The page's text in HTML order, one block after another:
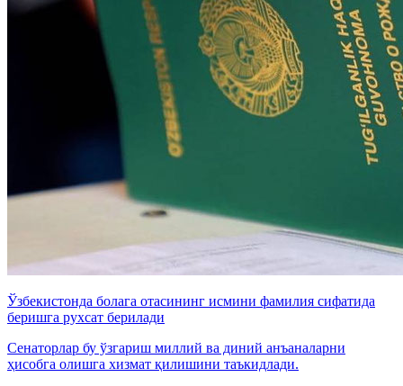
Ўзбекистонда болага отасининг исмини фамилия сифатида
беришга рухсат берилади
Сенаторлар бу ўзгариш миллий ва диний анъаналарни
ҳисобга олишга хизмат қилишини таъкидлади.